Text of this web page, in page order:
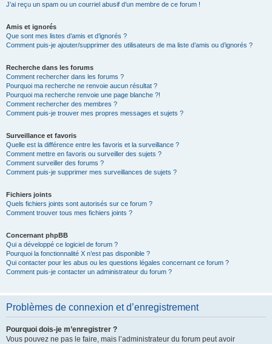
J’ai reçu un spam ou un courriel abusif d’un membre de ce forum !
Amis et ignorés
Que sont mes listes d’amis et d’ignorés ?
Comment puis-je ajouter/supprimer des utilisateurs de ma liste d’amis ou d’ignorés ?
Recherche dans les forums
Comment rechercher dans les forums ?
Pourquoi ma recherche ne renvoie aucun résultat ?
Pourquoi ma recherche renvoie une page blanche ?!
Comment rechercher des membres ?
Comment puis-je trouver mes propres messages et sujets ?
Surveillance et favoris
Quelle est la différence entre les favoris et la surveillance ?
Comment mettre en favoris ou surveiller des sujets ?
Comment surveiller des forums ?
Comment puis-je supprimer mes surveillances de sujets ?
Fichiers joints
Quels fichiers joints sont autorisés sur ce forum ?
Comment trouver tous mes fichiers joints ?
Concernant phpBB
Qui a développé ce logiciel de forum ?
Pourquoi la fonctionnalité X n’est pas disponible ?
Qui contacter pour les abus ou les questions légales concernant ce forum ?
Comment puis-je contacter un administrateur du forum ?
Problèmes de connexion et d’enregistrement
Pourquoi dois-je m’enregistrer ?
Vous pouvez ne pas le faire, mais l’administrateur du forum peut avoir